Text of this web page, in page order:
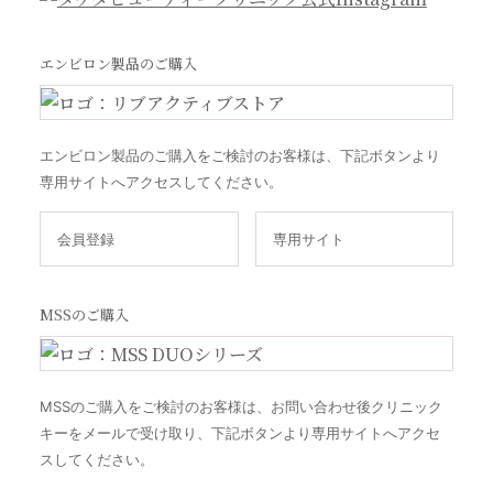
エンビロン製品のご購入
エンビロン製品のご購入をご検討のお客様は、下記ボタンより
専用サイトへアクセスしてください。
会員登録 専用サイト
MSSのご購入
MSSのご購入をご検討のお客様は、お問い合わせ後クリニック
キーをメールで受け取り、下記ボタンより専用サイトへアクセ
スしてください。